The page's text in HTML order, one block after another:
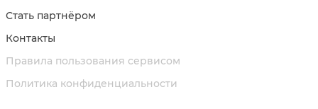
Стать партнёром
Контакты
Правила пользования сервисом
Политика конфиденциальности